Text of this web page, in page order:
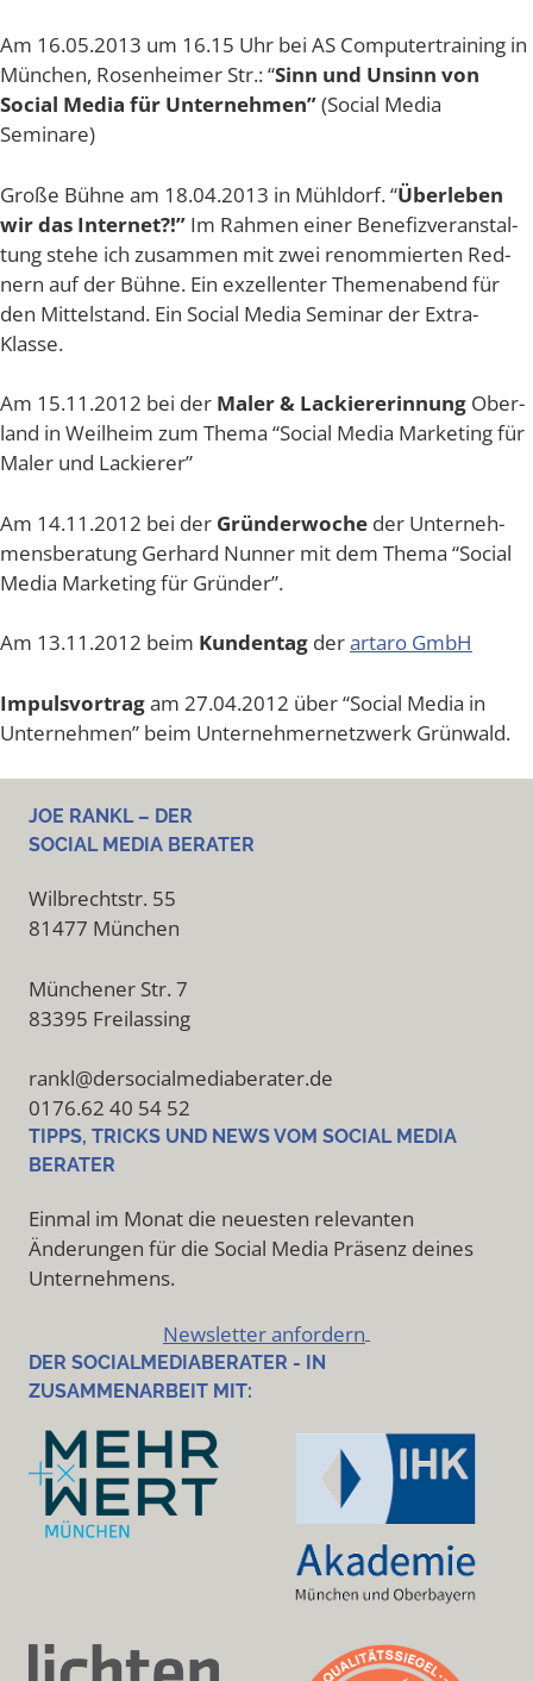
Am 16.05.2013 um 16.15 Uhr bei AS Com­pu­ter­trai­ning in
Mün­chen, Rosen­hei­mer Str.: “Sinn und Unsinn von
Social Media für Unter­neh­men”(Social Media
Seminare)
Gro­ße Büh­ne am 18.04.2013 in Mühl­dorf. “Über­le­ben
wir das Inter­net?!” Im Rah­men einer Bene­fiz­ver­an­stal­
tung ste­he ich zusam­men mit zwei renom­mier­ten Red­
nern auf der Büh­ne. Ein exzel­len­ter The­men­abend für
den Mit­tel­stand. Ein Social Media Semi­nar der Extra-
Klasse.
Am 15.11.2012 bei der Maler & Lackie­re­rin­nung Ober­
land in Weil­heim zum The­ma “Social Media Mar­ke­ting für
Maler und Lackierer”
Am 14.11.2012 bei der Grün­der­wo­che der Unter­neh­
mens­be­ra­tung Ger­hard Nun­ner mit dem The­ma “Social
Media Mar­ke­ting für Gründer”.
Am 13.11.2012 beim Kun­den­tag derarta­ro GmbH
Impuls­vor­tragam 27.04.2012 über “Social Media in
Unter­neh­men” beim Unter­neh­mer­netz­werk Grünwald.
JOE RANKL – DER
SOCIAL MEDIA BERATER
Wilbrechtstr. 55
81477 München
Münchener Str. 7
83395 Freilassing
rankl@dersocialmediaberater.de
0176.62 40 54 52
TIPPS, TRICKS UND NEWS VOM SOCIAL MEDIA
BERATER
Einmal im Monat die neuesten relevanten
Änderungen für die Social Media Präsenz deines
Unternehmens.
Newsletter anfordern
DER SOCIALMEDIABERATER - IN
ZUSAMMENARBEIT MIT: